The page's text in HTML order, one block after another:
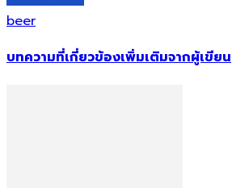
beer
บทความที่เกี่ยวข้องเพิ่มเติมจากผู้เขียน